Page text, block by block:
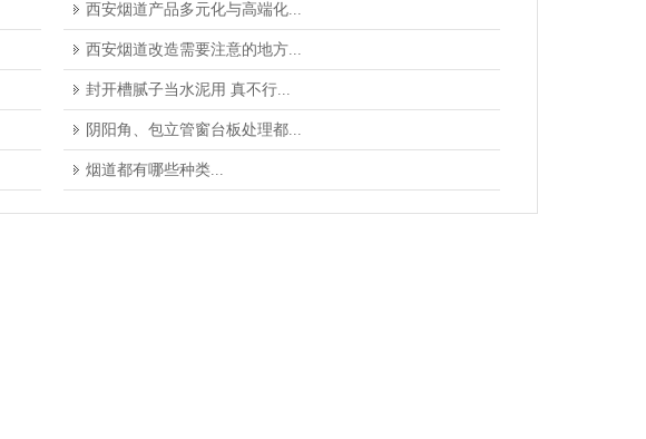
西安烟道产品多元化与高端化...
西安烟道改造需要注意的地方...
封开槽腻子当水泥用 真不行...
阴阳角、包立管窗台板处理都...
烟道都有哪些种类...